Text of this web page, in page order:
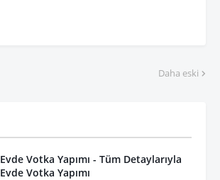
Daha eski
Evde Votka Yapımı - Tüm Detaylarıyla
Evde Votka Yapımı